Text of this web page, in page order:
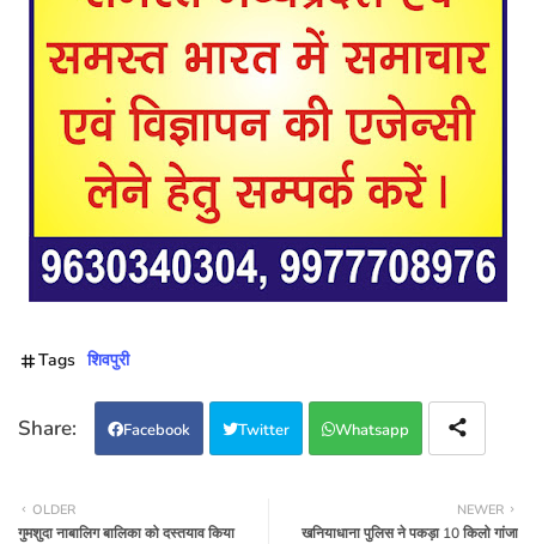
Tags शिवपुरी
Facebook Twitter Whatsapp
NEWER
खनियाधाना पुलिस ने पकड़ा 10 किलो गांजा
OLDER
गुमशुदा नाबालिग बालिका को दस्तयाव किया